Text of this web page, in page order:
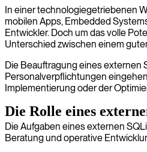
Wir bieten SQLite-Entwicklung an
Effizienz und Zuverlässigkeit
In einer technologiegetriebenen
mobilen Apps, Embedded
Entwickler. Doch um das volle
Unterschied zwischen einem
Die Beauftragung eines externen
Personalverpflichtungen
Implementierung oder der
Die Rolle eines
Die Aufgaben eines externen
Beratung und operative